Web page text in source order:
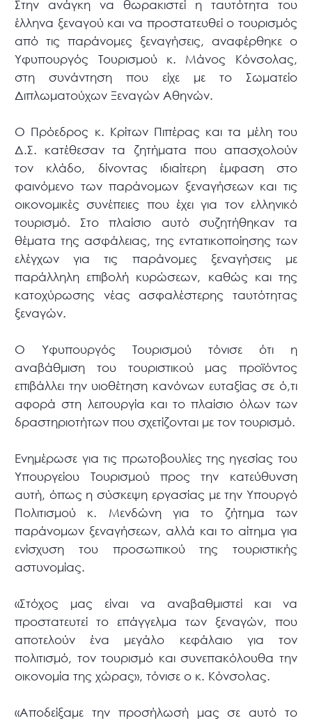
Στην ανάγκη να θωρακιστεί η ταυτότητα του
έλληνα ξεναγού και να προστατευθεί ο τουρισμός
από τις παράνομες ξεναγήσεις, αναφέρθηκε ο
Υφυπουργός Τουρισμού κ. Μάνος Κόνσολας,
στη συνάντηση που είχε με το Σωματείο
Διπλωματούχων Ξεναγών Αθηνών.
Ο Πρόεδρος κ. Κρίτων Πιπέρας και τα μέλη του
Δ.Σ. κατέθεσαν τα ζητήματα που απασχολούν
τον κλάδο, δίνοντας ιδιαίτερη έμφαση στο
φαινόμενο των παράνομων ξεναγήσεων και τις
οικονομικές συνέπειες που έχει για τον ελληνικό
τουρισμό. Στο πλαίσιο αυτό συζητήθηκαν τα
θέματα της ασφάλειας, της εντατικοποίησης των
ελέγχων για τις παράνομες ξεναγήσεις με
παράλληλη επιβολή κυρώσεων, καθώς και της
κατοχύρωσης νέας ασφαλέστερης ταυτότητας
ξεναγών.
Ο Υφυπουργός Τουρισμού τόνισε ότι η
αναβάθμιση του τουριστικού μας προϊόντος
επιβάλλει την υιοθέτηση κανόνων ευταξίας σε ό,τι
αφορά στη λειτουργία και το πλαίσιο όλων των
δραστηριοτήτων που σχετίζονται με τον τουρισμό.
Ενημέρωσε για τις πρωτοβουλίες της ηγεσίας του
Υπουργείου Τουρισμού προς την κατεύθυνση
αυτή, όπως η σύσκεψη εργασίας με την Υπουργό
Πολιτισμού κ. Μενδώνη για το ζήτημα των
παράνομων ξεναγήσεων, αλλά και το αίτημα για
ενίσχυση του προσωπικού της τουριστικής
αστυνομίας.
«Στόχος μας είναι να αναβαθμιστεί και να
προστατευτεί το επάγγελμα των ξεναγών, που
αποτελούν ένα μεγάλο κεφάλαιο για τον
πολιτισμό, τον τουρισμό και συνεπακόλουθα την
οικονομία της χώρας», τόνισε ο κ. Κόνσολας.
«Αποδείξαμε την προσήλωσή μας σε αυτό το